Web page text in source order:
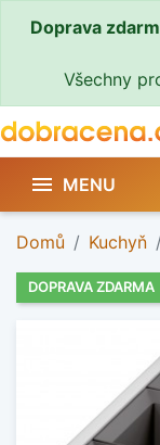
Doprava
Všechny
 MENU
Domů Kuchyň
DOPRAVA ZDARMA